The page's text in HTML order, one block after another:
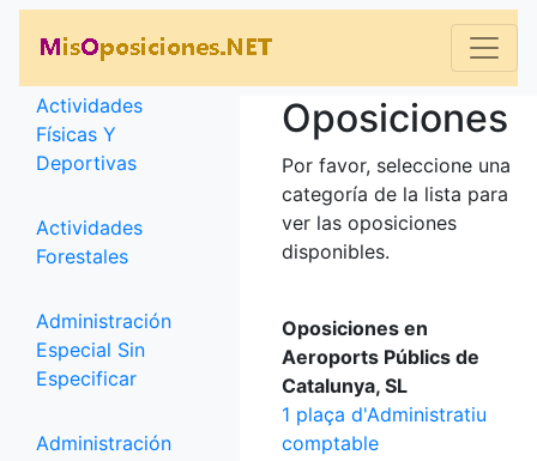
Categorías
Actividades
Físicas Y
Deportivas
Actividades
Forestales
Administración
Especial Sin
Especificar
Administración
Oposiciones
Por favor, seleccione una
categoría de la lista para
ver las oposiciones
disponibles.
Oposiciones en
Aeroports Públics de
Catalunya, SL
1 plaça d'Administratiu
comptable